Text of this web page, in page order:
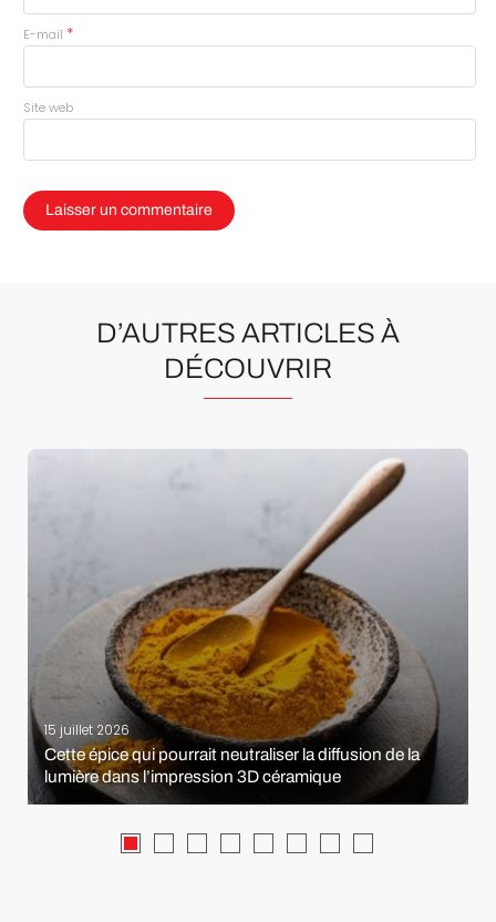
E-mail *
Site web
D’AUTRES ARTICLES À
DÉCOUVRIR
15 juillet 2026
Cette épice qui pourrait neutraliser la diffusion de la
lumière dans l’impression 3D céramique